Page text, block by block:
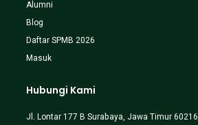
Alumni
Blog
Daftar SPMB 2026
Masuk
Hubungi Kami
Jl. Lontar 177 B Surabaya, Jawa Timur 60216